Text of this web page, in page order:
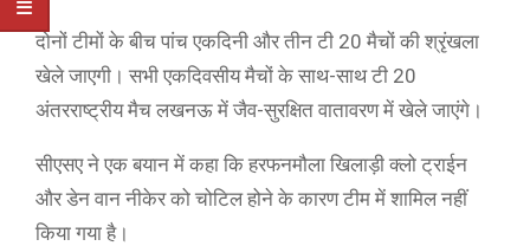
दोनों टीमों के बीच पांच एकदिनी और तीन टी 20 मैचों की श्रृंखला
खेले जाएगी। सभी एकदिवसीय मैचों के साथ-साथ टी 20
अंतरराष्ट्रीय मैच लखनऊ में जैव-सुरक्षित वातावरण में खेले जाएंगे।
सीएसए ने एक बयान में कहा कि हरफनमौला खिलाड़ी क्लो ट्राईन
और डेन वान नीकेर को चोटिल होने के कारण टीम में शामिल नहीं
किया गया है।